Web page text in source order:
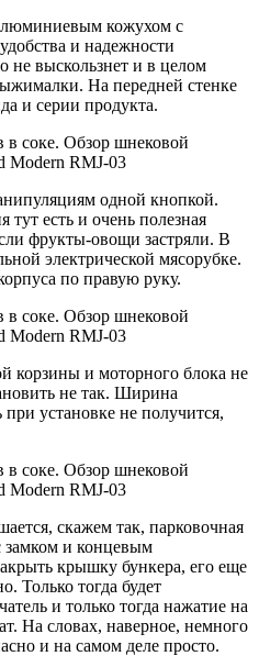
кожухом с
и надежности
не выскользнет и в целом
На передней стенке
и серии продукта.
одной кнопкой.
есть и очень полезная
фрукты-овощи застряли. В
электрической мясорубке.
по правую руку.
корзины и моторного блока не
не так. Ширина
при установке не получится,
скажем так, парковочная
замком и концевым
крышку бункера, его еще
Только тогда будет
и только тогда нажатие на
На словах, наверное, немного
и на самом деле просто.